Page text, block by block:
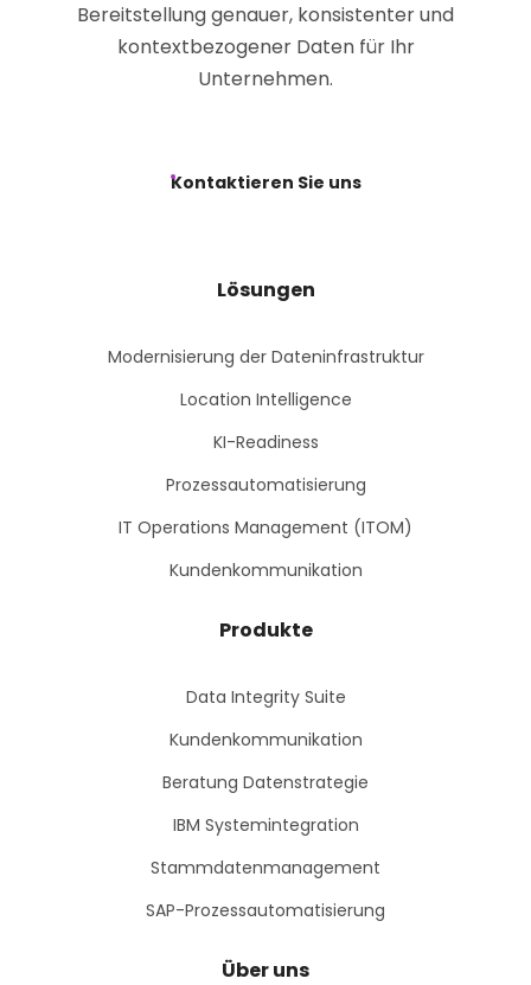
Bereitstellung genauer, konsistenter und
kontextbezogener Daten für Ihr
Unternehmen.
Kontaktieren Sie uns
Lösungen
Modernisierung der Dateninfrastruktur
Location Intelligence
KI-Readiness
Prozessautomatisierung
IT Operations Management (ITOM)
Kundenkommunikation
Produkte
Data Integrity Suite
Kundenkommunikation
Beratung Datenstrategie
IBM Systemintegration
Stammdatenmanagement
SAP-Prozessautomatisierung
Über uns